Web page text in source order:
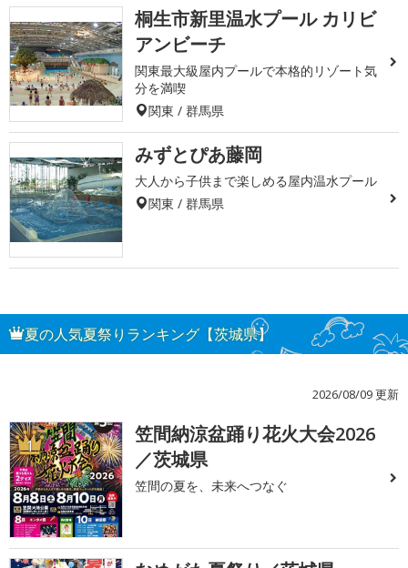
桐生市新里温水プール カリビ
アンビーチ
関東最大級屋内プールで本格的リゾート気
分を満喫
関東 / 群馬県
みずとぴあ藤岡
大人から子供まで楽しめる屋内温水プール
関東 / 群馬県
夏の人気夏祭りランキング【茨城県】
2026/08/09 更新
1
笠間納涼盆踊り花火大会2026
／茨城県
笠間の夏を、未来へつなぐ